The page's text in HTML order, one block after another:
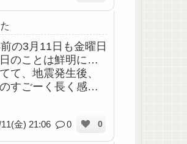
の3月11日も金曜日
のことは鮮明に…
て、地震発生後、
すごーく長く感じ
金) 21:06 0 0